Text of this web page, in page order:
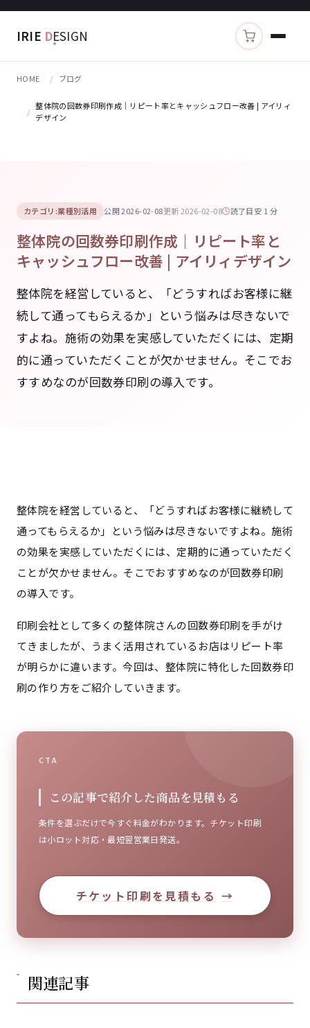
IRIE DESIGN カートを見る
HOME ブログ
整体院の回数券印刷作成｜リピート率とキャッシュフロー改善 | アイリィ
デザイン
カテゴリ:業種別活用 公開 2026-02-08更新 2026-02-08 読了目安 1 分
整体院の回数券印刷作成｜リピート率と
キャッシュフロー改善 | アイリィデザイン
整体院を経営していると、「どうすればお客様に継
続して通ってもらえるか」という悩みは尽きないで
すよね。施術の効果を実感していただくには、定期
的に通っていただくことが欠かせません。そこでお
すすめなのが回数券印刷の導入です。
整体院を経営していると、「どうすればお客様に継続して
通ってもらえるか」という悩みは尽きないですよね。施術
の効果を実感していただくには、定期的に通っていただく
ことが欠かせません。そこでおすすめなのが回数券印刷
の導入です。
印刷会社として多くの整体院さんの回数券印刷を手がけ
てきましたが、うまく活用されているお店はリピート率
が明らかに違います。今回は、整体院に特化した回数券印
刷の作り方をご紹介していきます。
CTA
この記事で紹介した商品を見積もる
条件を選ぶだけで今すぐ料金がわかります。チケット印刷
は小ロット対応・最短翌営業日発送。
チケット印刷を見積もる →
関連記事